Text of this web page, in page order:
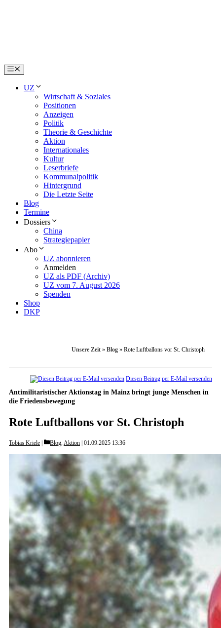
Menu
UZ
Wirtschaft & Soziales
Positionen
Anzeigen
Politik
Theorie & Geschichte
Aktion
Internationales
Kultur
Leserbriefe
Kommunalpolitik
Hintergrund
Die Letzte Seite
Blog
Termine
Dossiers
China
Strategiepapier
Abo
UZ abonnieren
Anmelden
UZ als PDF (Archiv)
UZ vom 7. August 2026
Spenden
Shop
DKP
Unsere Zeit » Blog » Rote Luftballons vor St. Christoph
Diesen Beitrag per E-Mail versenden
Antimilitaristischer Aktionstag in Mainz bringt junge Menschen in
die Friedensbewegung
Rote Luftballons vor St. Christoph
Tobias Kriele Categories
Blog,Aktion 01.09.2025 13:36